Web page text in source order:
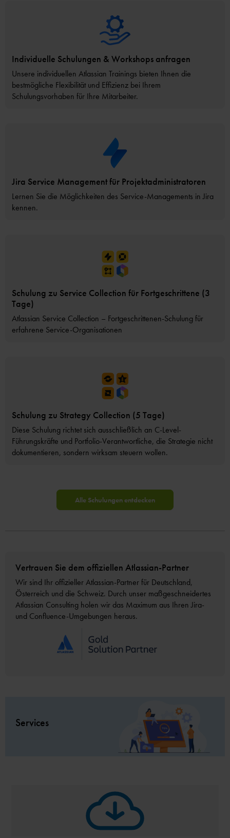
Individuelle Schulungen & Workshops anfragen
Unsere individuellen Atlassian Trainings bieten Ihnen die
bestmögliche Flexibilität und Effizienz bei Ihrem
Schulungsvorhaben für Ihre Mitarbeiter.
Jira Service Management für Projektadministratoren
Lernen Sie die Möglichkeiten des Service-Managements in Jira
kennen.
Schulung zu Service Collection für Fortgeschrittene (3
Tage)
Atlassian Service Collection – Fortgeschrittenen-Schulung für
erfahrene Service-Organisationen
Schulung zu Strategy Collection (5 Tage)
Diese Schulung richtet sich ausschließlich an C-Level-
Führungskräfte und Portfolio-Verantwortliche, die Strategie nicht
dokumentieren, sondern wirksam steuern wollen.
Alle Schulungen entdecken
Vertrauen Sie dem offiziellen Atlassian-Partner
Wir sind Ihr offizieller Atlassian-Partner für Deutschland,
Österreich und die Schweiz. Durch unser maßgeschneidertes
Atlassian Consulting holen wir das Maximum aus Ihren Jira-
und Confluence-Umgebungen heraus.
Services